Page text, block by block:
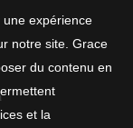
une expérience
notre site. Grace
du contenu en
et la